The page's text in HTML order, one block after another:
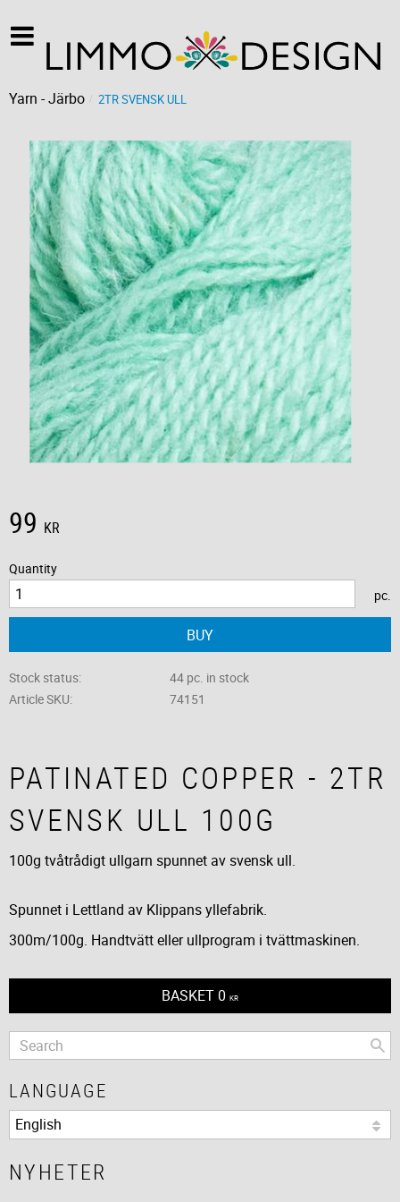
Yarn - Järbo 2TR SVENSK ULL
99 KR
Quantity
pc.
BUY
Stock status
44 pc. in stock
Article SKU
74151
PATINATED COPPER - 2TR
SVENSK ULL 100G
100g tvåtrådigt ullgarn spunnet av svensk ull.
Spunnet i Lettland av Klippans yllefabrik.
300m/100g. Handtvätt eller ullprogram i tvättmaskinen.
BASKET 0 KR
LANGUAGE
NYHETER